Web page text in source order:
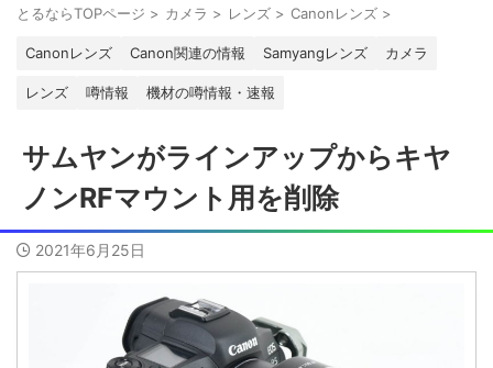
とるならTOPページ > カメラ > レンズ > Canonレンズ >
Canonレンズ Canon関連の情報 Samyangレンズ カメラ
レンズ 噂情報 機材の噂情報・速報
サムヤンがラインアップからキヤ
ノンRFマウント用を削除
2021年6月25日